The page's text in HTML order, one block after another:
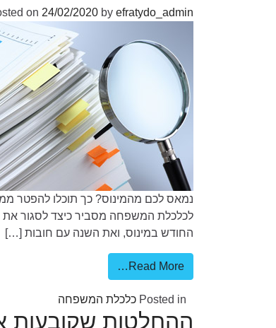
on 24/02/2020 by efratydo_admin
נמאס לכם מהמינוס? כך תוכלו להפטר
לכלכלת המשפחה מסביר כיצד לסגור את
החודש במינוס, ואת השנה עם חובות […]
Read More…
Posted in כלכלת המשפחה
ההחלטות שקובעות